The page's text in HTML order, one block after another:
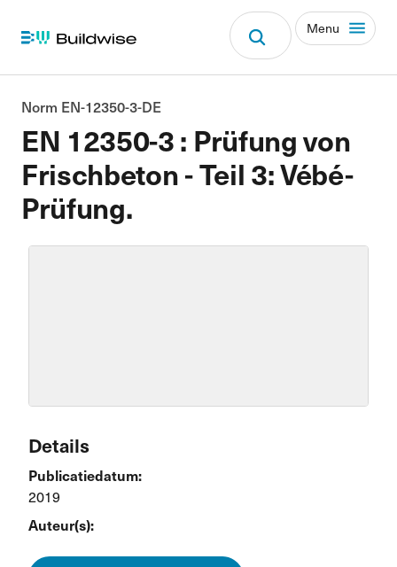
Menu
EN 12350-3 : Prüfung von
Frischbeton - Teil 3: Vébé-
Prüfung.
Norm EN-12350-3-DE
Details
Publicatiedatum:
2019
Auteur(s):